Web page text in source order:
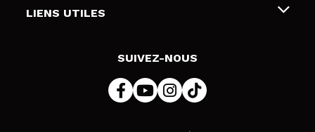
Modes de paiement
Conditions et confidentialité
LIENS UTILES
SUIVEZ-NOUS